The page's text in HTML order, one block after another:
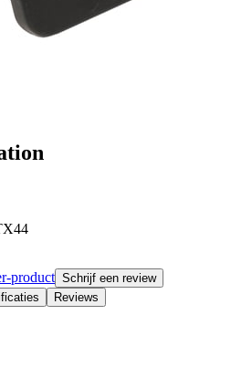
product Schrijf een review
Reviews